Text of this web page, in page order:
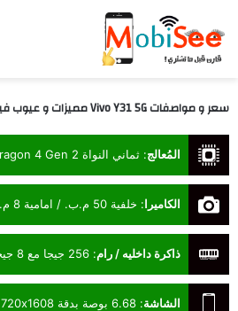
سعر و مواصفات Vivo Y31 5G مميزات و عيوب فيفو Y31 5G
المُعالج: ثماني النواة Snapdragon 4 Gen 2 تكنولوجيا 4 نانو
الكاميرا: خلفية 50 م.ب. / امامية 8 م.ب.
ذاكرة داخليه / رام: 256 جيجا مع 8 جيجا رام
الشاشة: 6.68 بوصة بدقة 720x1608 بكسل بها ثقب